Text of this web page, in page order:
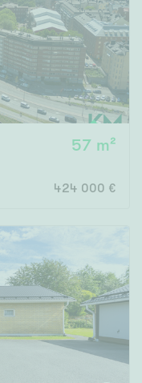
57 m²
424 000 €